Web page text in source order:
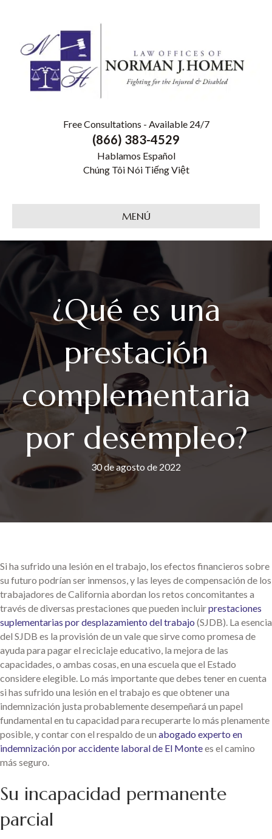
Free Consultations - Available 24/7
(866) 383-4529
Hablamos Español
Chúng Tôi Nói Tiếng Việt
MENÚ
¿Qué es una
prestación
complementaria
por desempleo?
30 de agosto de 2022
Si ha sufrido una lesión en el trabajo, los efectos financieros sobre
su futuro podrían ser inmensos, y las leyes de compensación de los
trabajadores de California abordan los retos concomitantes a
través de diversas prestaciones que pueden incluirprestaciones
suplementarias por desplazamiento del trabajo (SJDB). La esencia
del SJDB es la provisión de un vale que sirve como promesa de
ayuda para pagar el reciclaje educativo, la mejora de las
capacidades, o ambas cosas, en una escuela que el Estado
considere elegible. Lo más importante que debes tener en cuenta
si has sufrido una lesión en el trabajo es que obtener una
indemnización justa probablemente desempeñará un papel
fundamental en tu capacidad para recuperarte lo más plenamente
posible, y contar con el respaldo de un abogado experto en
indemnización por accidente laboral de El Montees el camino
más seguro.
Su incapacidad permanente
parcial